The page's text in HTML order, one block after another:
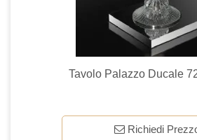
Tavolo Palazzo Ducale
Richiedi